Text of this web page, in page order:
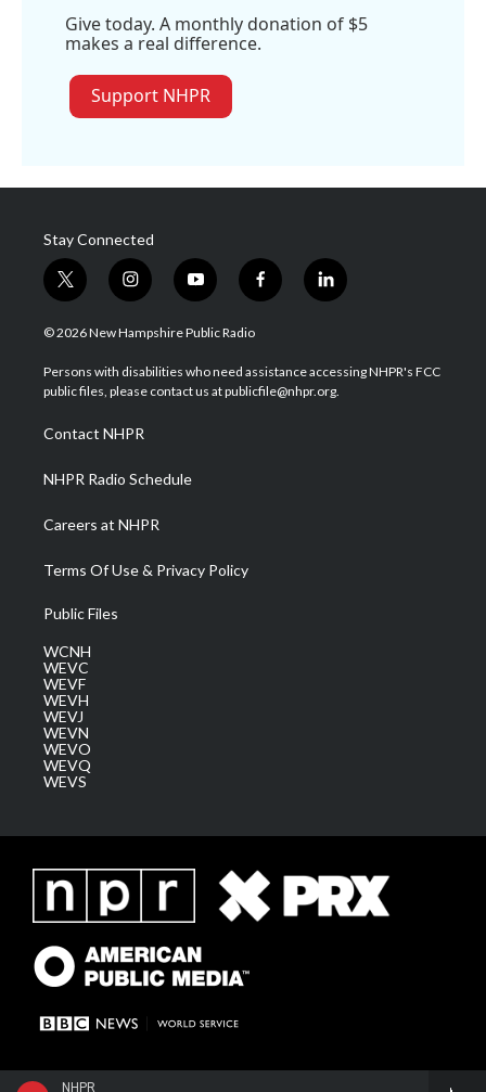
NHPR
Give today. A monthly donation of $5
makes a real difference.
Support NHPR
Stay Connected
t
w
i
t
e
i
n
s
a
g
a
m
y
o
u
u
b
f
a
b
o
l
i
e
d
© 2026 New Hampshire Public Radio
Persons with disabilities who need assistance accessing NHPR's FCC
public files, please contact us at publicfile@nhpr.org.
Contact NHPR
NHPR Radio Schedule
Careers at NHPR
Terms Of Use & Privacy Policy
Public Files
WCNH
WEVC
WEVF
WEVH
WEVJ
WEVN
WEVO
WEVQ
WEVS